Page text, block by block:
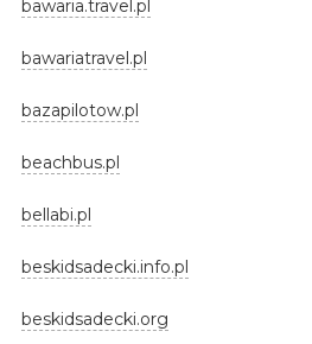
bawaria.travel.pl
bawariatravel.pl
bazapilotow.pl
beachbus.pl
bellabi.pl
beskidsadecki.info.pl
beskidsadecki.org